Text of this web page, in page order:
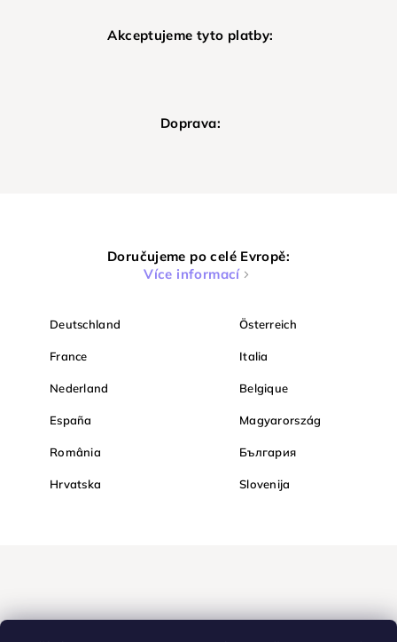
Akceptujeme tyto platby:
Doprava:
Doručujeme po celé Evropě:
Více informací
Deutschland Österreich
France Italia
Nederland Belgique
España Magyarország
România България
Hrvatska Slovenija